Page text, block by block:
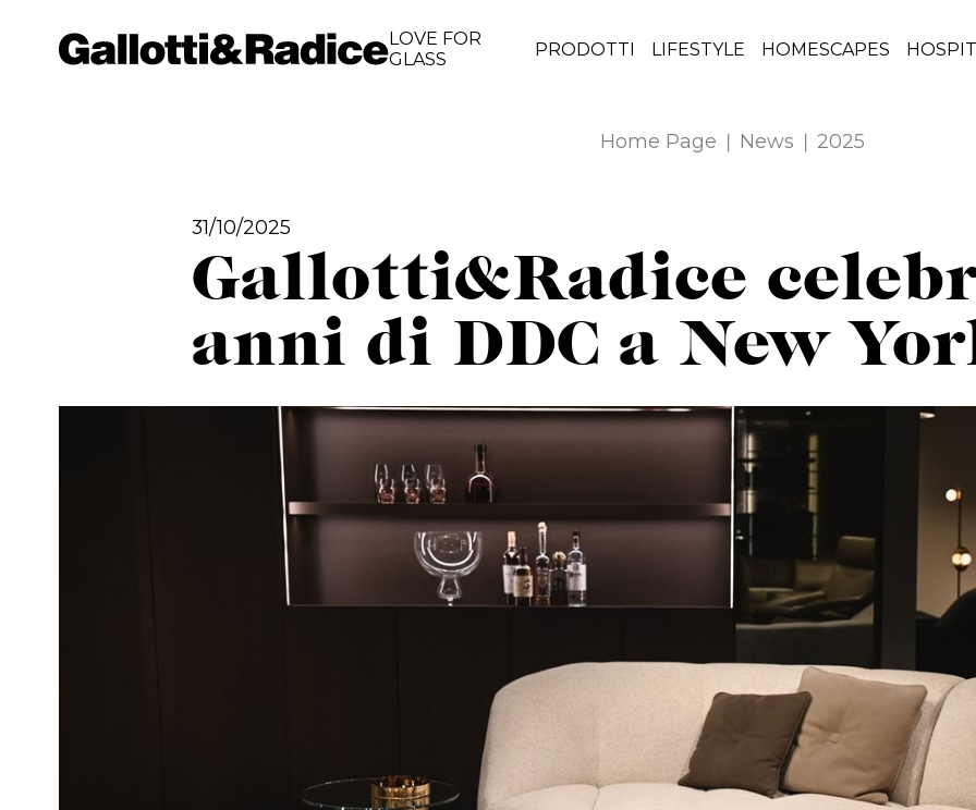
LOVE FOR
GLASS
PRODOTTI LIFESTYLE HOMESCAPES
Home Page News 2025
31/10/2025
Gallotti&Radice
anni di DDC a New